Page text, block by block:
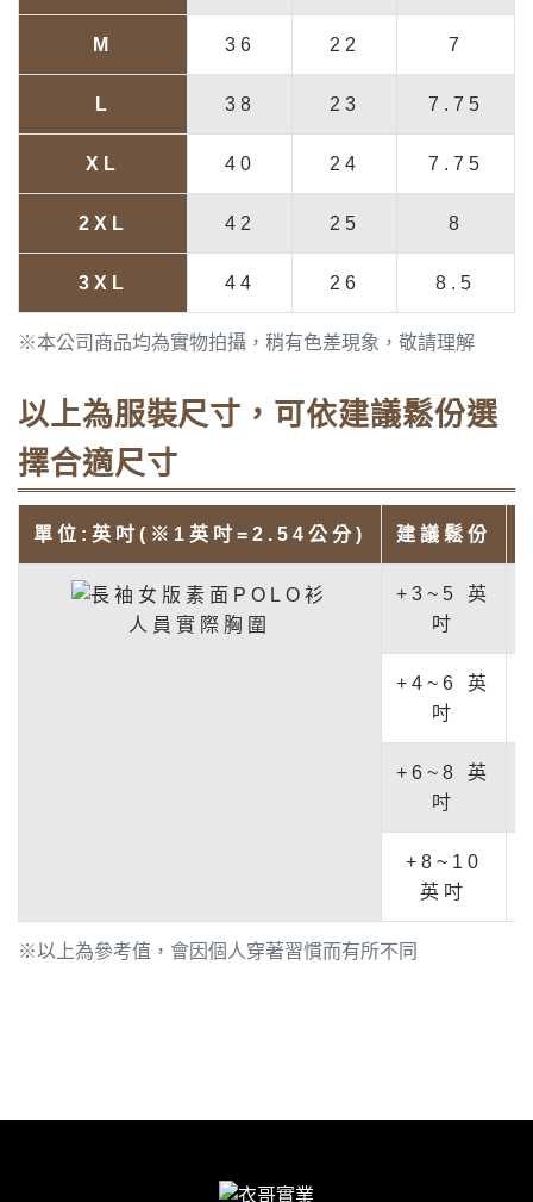
※本公司商品均為實物拍攝，稍有色差現象，敬請理解
M 36 22 7
L 38 23 7.75
XL 40 24 7.75
2XL 42 25 8
3XL 44 26 8.5
以上為服裝尺寸，可依建議鬆份選
擇合適尺寸
※以上為參考值，會因個人穿著習慣而有所不同
單位:英吋(※1英吋=2.54公分) 建議鬆份
人員實際胸圍
+3~5 英
吋
+4~6 英
吋
+6~8 英
吋
+8~10
英吋